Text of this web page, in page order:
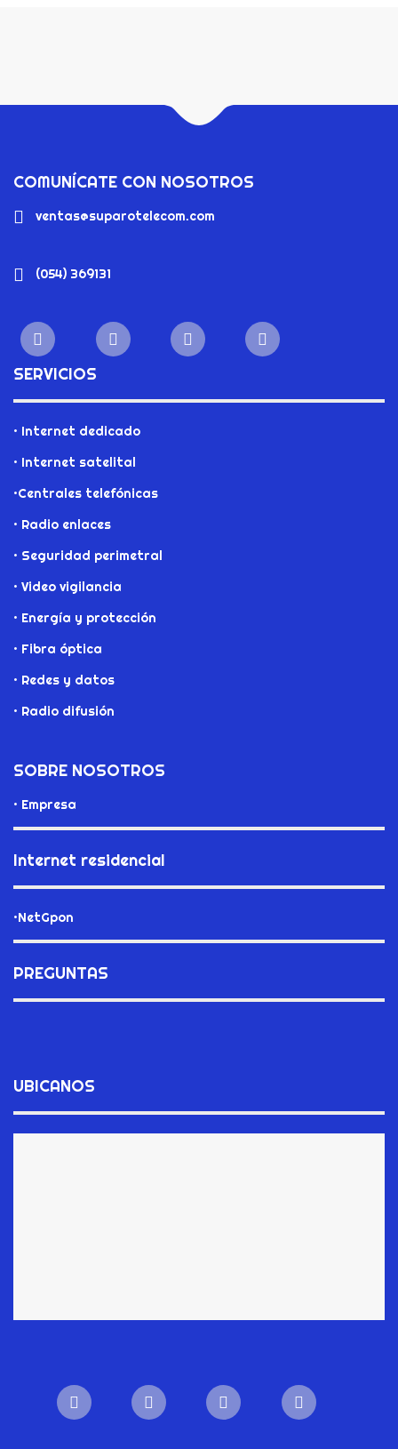
COMUNÍCATE CON NOSOTROS
ventas@suparotelecom.com
(054) 369131
SERVICIOS
• Internet dedicado
• Internet satelital
•Centrales telefónicas
• Radio enlaces
• Seguridad perimetral
• Video vigilancia
• Energía y protección
• Fibra óptica
• Redes y datos
• Radio difusión
SOBRE NOSOTROS
• Empresa
Internet residencial
•NetGpon
PREGUNTAS
UBICANOS